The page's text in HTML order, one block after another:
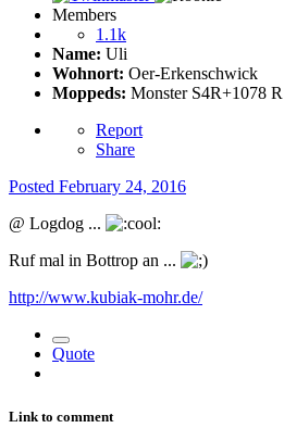
Members
1.1k
Name: Uli
Wohnort: Oer-Erkenschwick
Moppeds: Monster S4R+1078 R
Report
Share
Posted February 24, 2016
@ Logdog ...
Ruf mal in Bottrop an ...
http://www.kubiak-mohr.de/
Quote
Link to comment